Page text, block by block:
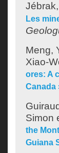
Les
Meng,
Xiao-
ores: A
Canada
Simon
the
Guiana